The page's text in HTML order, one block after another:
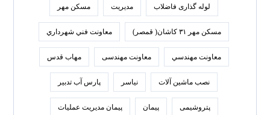
لوله گذاری فاضلاب مدیریت مسکن مهر
مسکن مهر ۳۱ کاشان( قمصر) معاونت فني شهرداري
معاونت مهندسي معاونت مهندسی مهاب قدس
نصب ماشین آلات نیاسر پارس‌ آب تدبير
پتروشیمی پیمان پیمان مدیریت عملیات